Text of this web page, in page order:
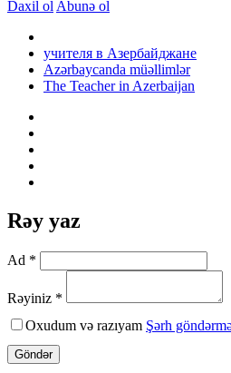
Daxil ol Abunə ol
учителя в Азербайджане
Azərbaycanda müəllimlər
The Teacher in Azerbaijan
Rəy yaz
Ad *
Rəyiniz *
Oxudum və razıyam Şərh
Göndər